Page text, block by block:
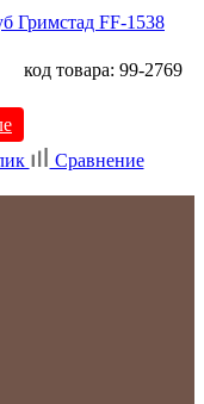
Гримстад FF-1538
код товара: 99-2769
Сравнение